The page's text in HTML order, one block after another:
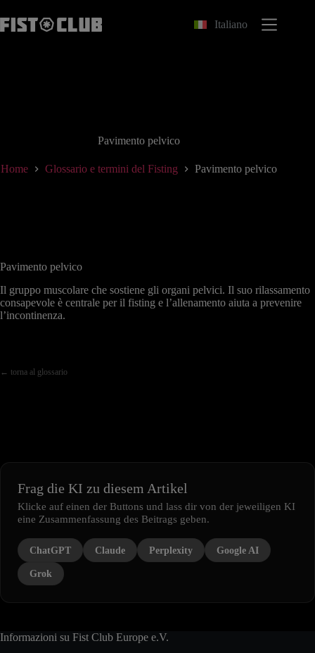
al
contenuto
Italiano
Pavimento pelvico
Home Glossario e termini del Fisting Pavimento pelvico
Pavimento pelvico
Il gruppo muscolare che sostiene gli organi pelvici. Il suo rilassamento
consapevole è centrale per il fisting e l’allenamento aiuta a prevenire
l’incontinenza.
← torna al glossario
Frag die KI zu diesem Artikel
Klicke auf einen der Buttons und lass dir von der jeweiligen KI
eine Zusammenfassung des Beitrags geben.
ChatGPT Claude Perplexity Google AI
Grok
Informazioni su Fist Club Europe e.V.